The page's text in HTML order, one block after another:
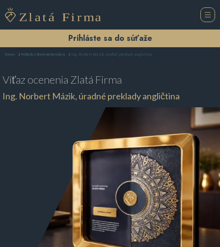
Prihláste sa do súťaže
Domov Preklady a tlmočenie Bratislava Ing. Norbert Mázik, úradné preklady angličtina
Víťaz ocenenia Zlatá Firma
Ing. Norbert Mázik, úradné preklady angličtina